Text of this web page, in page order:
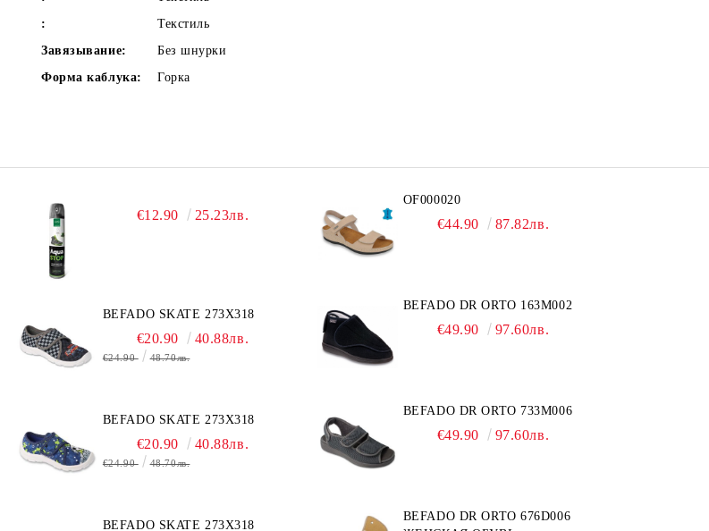
:
Текстиль
Завязывание:
Без шнурки
Форма каблука:
Горка
€12.90 25.23лв.
BEFADO SKATE 273X318
€20.90 40.88лв.
€24.90 48.70лв.
BEFADO SKATE 273X318
€20.90 40.88лв.
€24.90 48.70лв.
BEFADO SKATE 273X318
OF000020
€44.90 87.82лв.
BEFADO DR ORTO 163M002
€49.90 97.60лв.
BEFADO DR ORTO 733M006
€49.90 97.60лв.
BEFADO DR ORTO 676D006